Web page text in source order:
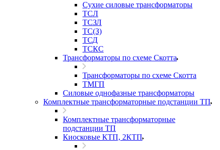
Сухие силовые трансформаторы
ТСЛ
ТСЗЛ
ТС(З)
ТСД
ТСКС
Трансформаторы по схеме Скотта
Трансформаторы по схеме Скотта
ТМГП
Силовые однофазные трансформаторы
Комплектные трансформаторные подстанции ТП
Комплектные трансформаторные
подстанции ТП
Киосковые КТП, 2КТП